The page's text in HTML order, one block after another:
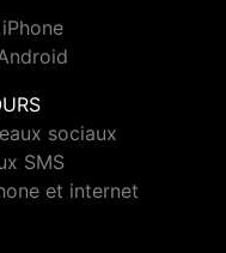
sociaux
SMS
et internet